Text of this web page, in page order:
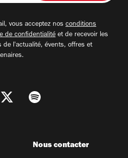
vous acceptez nos conditions
de confidentialité et de recevoir les
de l'actualité, évents, offres et
Nous contacter